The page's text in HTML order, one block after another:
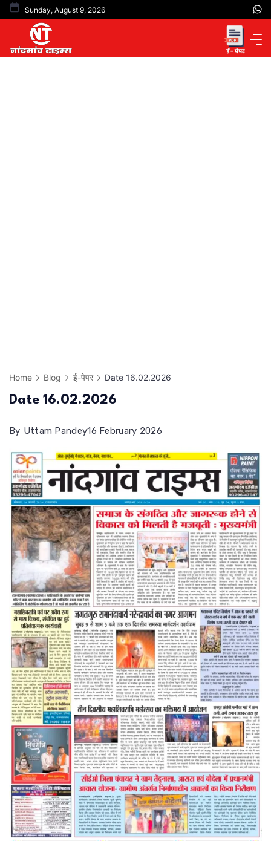
Skip
content
Sunday, August 9, 2026
Home Blog ई-पेपर Date 16.02.2026
Date 16.02.2026
By Uttam Pandey16 February 2026